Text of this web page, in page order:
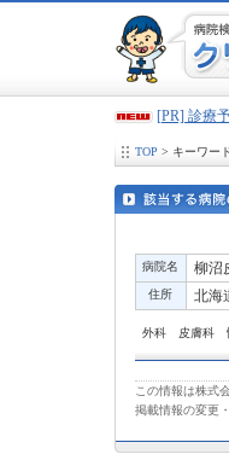
[PR] 診療
TOP > キーワー
病院名 柳沼
住所 北海
外科 皮膚科
この情報は株式
掲載情報の変更